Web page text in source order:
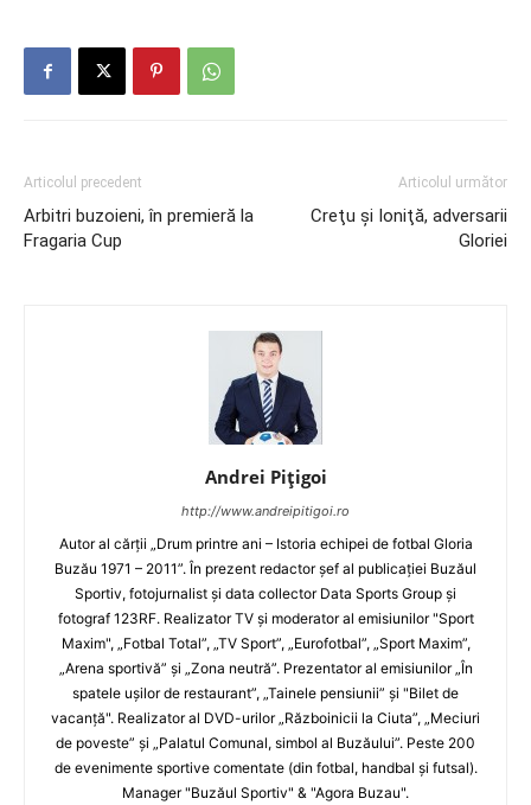
Articolul precedent
Arbitri buzoieni, în premieră la
Fragaria Cup
Articolul următor
Creţu şi Ioniţă, adversarii
Gloriei
Andrei Pițigoi
http://www.andreipitigoi.ro
Autor al cărţii „Drum printre ani – Istoria echipei de fotbal Gloria
Buzău 1971 – 2011”. În prezent redactor şef al publicaţiei Buzăul
Sportiv, fotojurnalist şi data collector Data Sports Group şi
fotograf 123RF. Realizator TV şi moderator al emisiunilor "Sport
Maxim", „Fotbal Total”, „TV Sport”, „Eurofotbal”, „Sport Maxim”,
„Arena sportivă” şi „Zona neutră”. Prezentator al emisiunilor „În
spatele uşilor de restaurant”, „Tainele pensiunii” şi "Bilet de
vacanţă". Realizator al DVD-urilor „Războinicii la Ciuta”, „Meciuri
de poveste” şi „Palatul Comunal, simbol al Buzăului”. Peste 200
de evenimente sportive comentate (din fotbal, handbal şi futsal).
Manager "Buzăul Sportiv" & "Agora Buzau".